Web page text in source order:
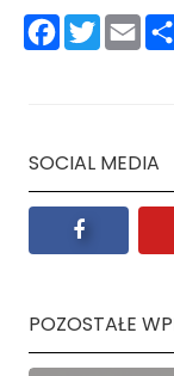
SOCIAL MEDIA
POZOSTAŁE